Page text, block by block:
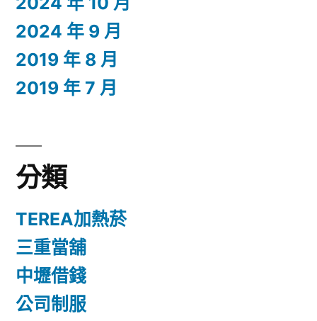
2024 年 9 月
2019 年 8 月
2019 年 7 月
分類
TEREA加熱菸
三重當舖
中壢借錢
公司制服